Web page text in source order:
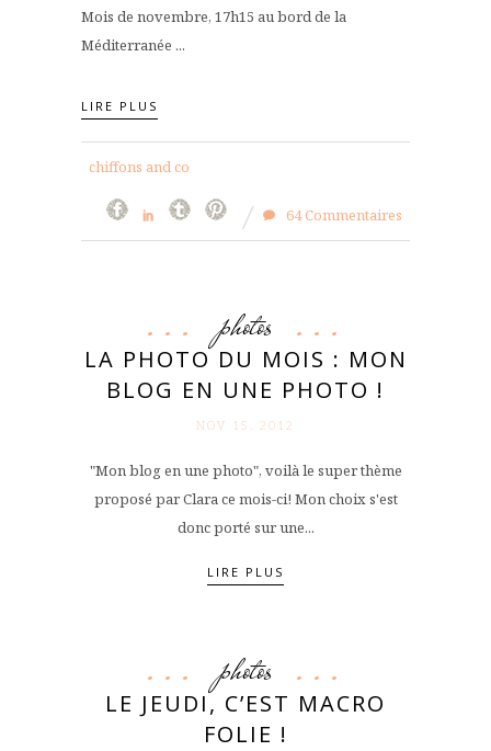
Mois de novembre, 17h15 au bord de la
Méditerranée ...
LIRE PLUS
chiffons and co
64 Commentaires
photos
LA PHOTO DU MOIS : MON
BLOG EN UNE PHOTO !
NOV 15. 2012
"Mon blog en une photo", voilà le super thème
proposé par Clara ce mois-ci! Mon choix s'est
donc porté sur une...
LIRE PLUS
photos
LE JEUDI, C’EST MACRO
FOLIE !